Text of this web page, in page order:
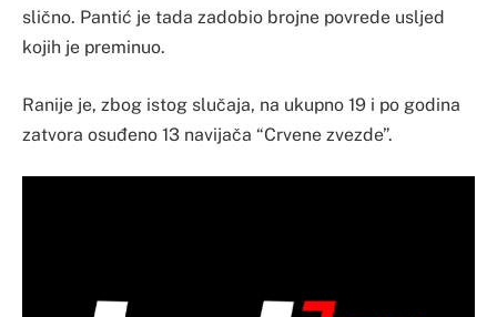
slično. Pantić je tada zadobio brojne povrede usljed
kojih je preminuo.
Ranije je, zbog istog slučaja, na ukupno 19 i po godina
zatvora osuđeno 13 navijača “Crvene zvezde”.